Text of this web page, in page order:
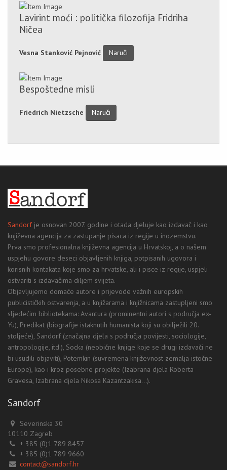
Lavirint moći : politička filozofija Fridriha
Ničea
Vesna Stanković Pejnović Naruči
Bespoštedne misli
Friedrich Nietzsche Naruči
Sandorfje osnovan 2007. godine i otada djeluje kao izdavač i kao
književna agencija za zastupanje pisaca iz regije u inozemstvu.
Prva smo profesionalna književna agencija u Hrvatskoj, a o našem
uspjehu govore deseci objavljenih knjiga, potpisanih ugovora i
korisnih kontakata koje smo za hrvatske, ali i pisce iz regije, uspjeli
ostvariti s izdavačima diljem svijeta.
Objavljujemo domaće autore i prijevode važnih europskih
publicističkih ostvarenja, a u knjižarama i knjižnicama zastupljeni smo
sljedećim bibliotekama: Avantura (prominentni autori s područja ex-
Yu), Predikat (biografije istaknutih humanista koji su obilježili 20.
stoljeće), Sandorf (značajna djela s područja povijesti, sociologije,
antropologije, itd.), Socka (neobične knjige koje se drugi izdavači ne
bi usudili objaviti), Potemkin (suvremena književnost zemalja istočne
Europe), kao i kroz posebne projekte (Izabrana djela Roberta
Gravesa, Izabrana djela Nikosa Kazantzakisa...).
Sandorf
Severinska 30
10110 Zagreb
+ 385 (0)1 789 8457
+ 385 (0)1 789 9660
contact@sandorf.hr